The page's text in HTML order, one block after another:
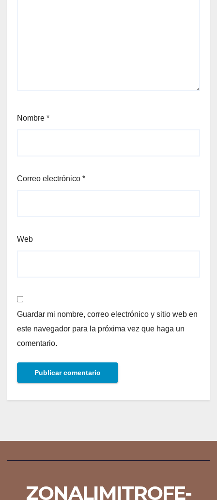
Nombre *
Correo electrónico *
Web
Guardar mi nombre, correo electrónico y sitio web en
este navegador para la próxima vez que haga un
comentario.
ZONALIMITROFE-